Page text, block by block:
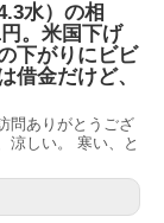
水）の相
。米国下げ
下がりにビビ
借金だけど、
問ありがとうござ
涼しい。 寒い、と